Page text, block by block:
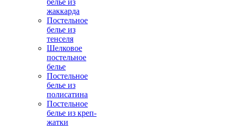
белье из
жаккарда
Постельное
белье из
тенселя
Шелковое
постельное
белье
Постельное
белье из
полисатина
Постельное
белье из креп-
жатки